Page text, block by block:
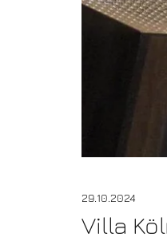
29.10.2024
Villa